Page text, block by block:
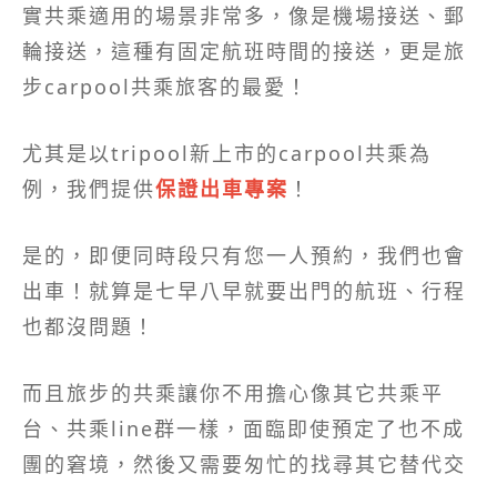
實共乘適用的場景非常多，像是機場接送、郵
輪接送，這種有固定航班時間的接送，更是旅
步carpool共乘旅客的最愛！
尤其是以tripool新上市的carpool共乘為
例，我們提供保證出車專案 ！
是的，即便同時段只有您一人預約，我們也會
出車！就算是七早八早就要出門的航班、行程
也都沒問題！
而且旅步的共乘讓你不用擔心像其它共乘平
台、共乘line群一樣，面臨即使預定了也不成
團的窘境，然後又需要匆忙的找尋其它替代交